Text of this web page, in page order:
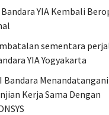
Bandara YIA Kembali
sementara
YIA Yogyakarta
Bandara Menandatangani
Kerja Sama Dengan